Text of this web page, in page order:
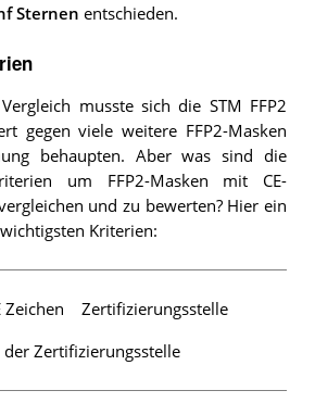
Sternen entschieden.
musste sich die STM FFP2
gegen viele weitere FFP2-Masken
behaupten. Aber was sind die
um FFP2-Masken mit CE-
und zu bewerten? Hier ein
Kriterien:
Zeichen Zertifizierungsstelle
der Zertifizierungsstelle